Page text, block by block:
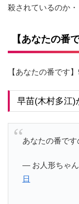
殺されているのか・
【あなたの番
【あなたの番です
早苗(木村多江)
あなたの番です
— お人形ちゃ
日